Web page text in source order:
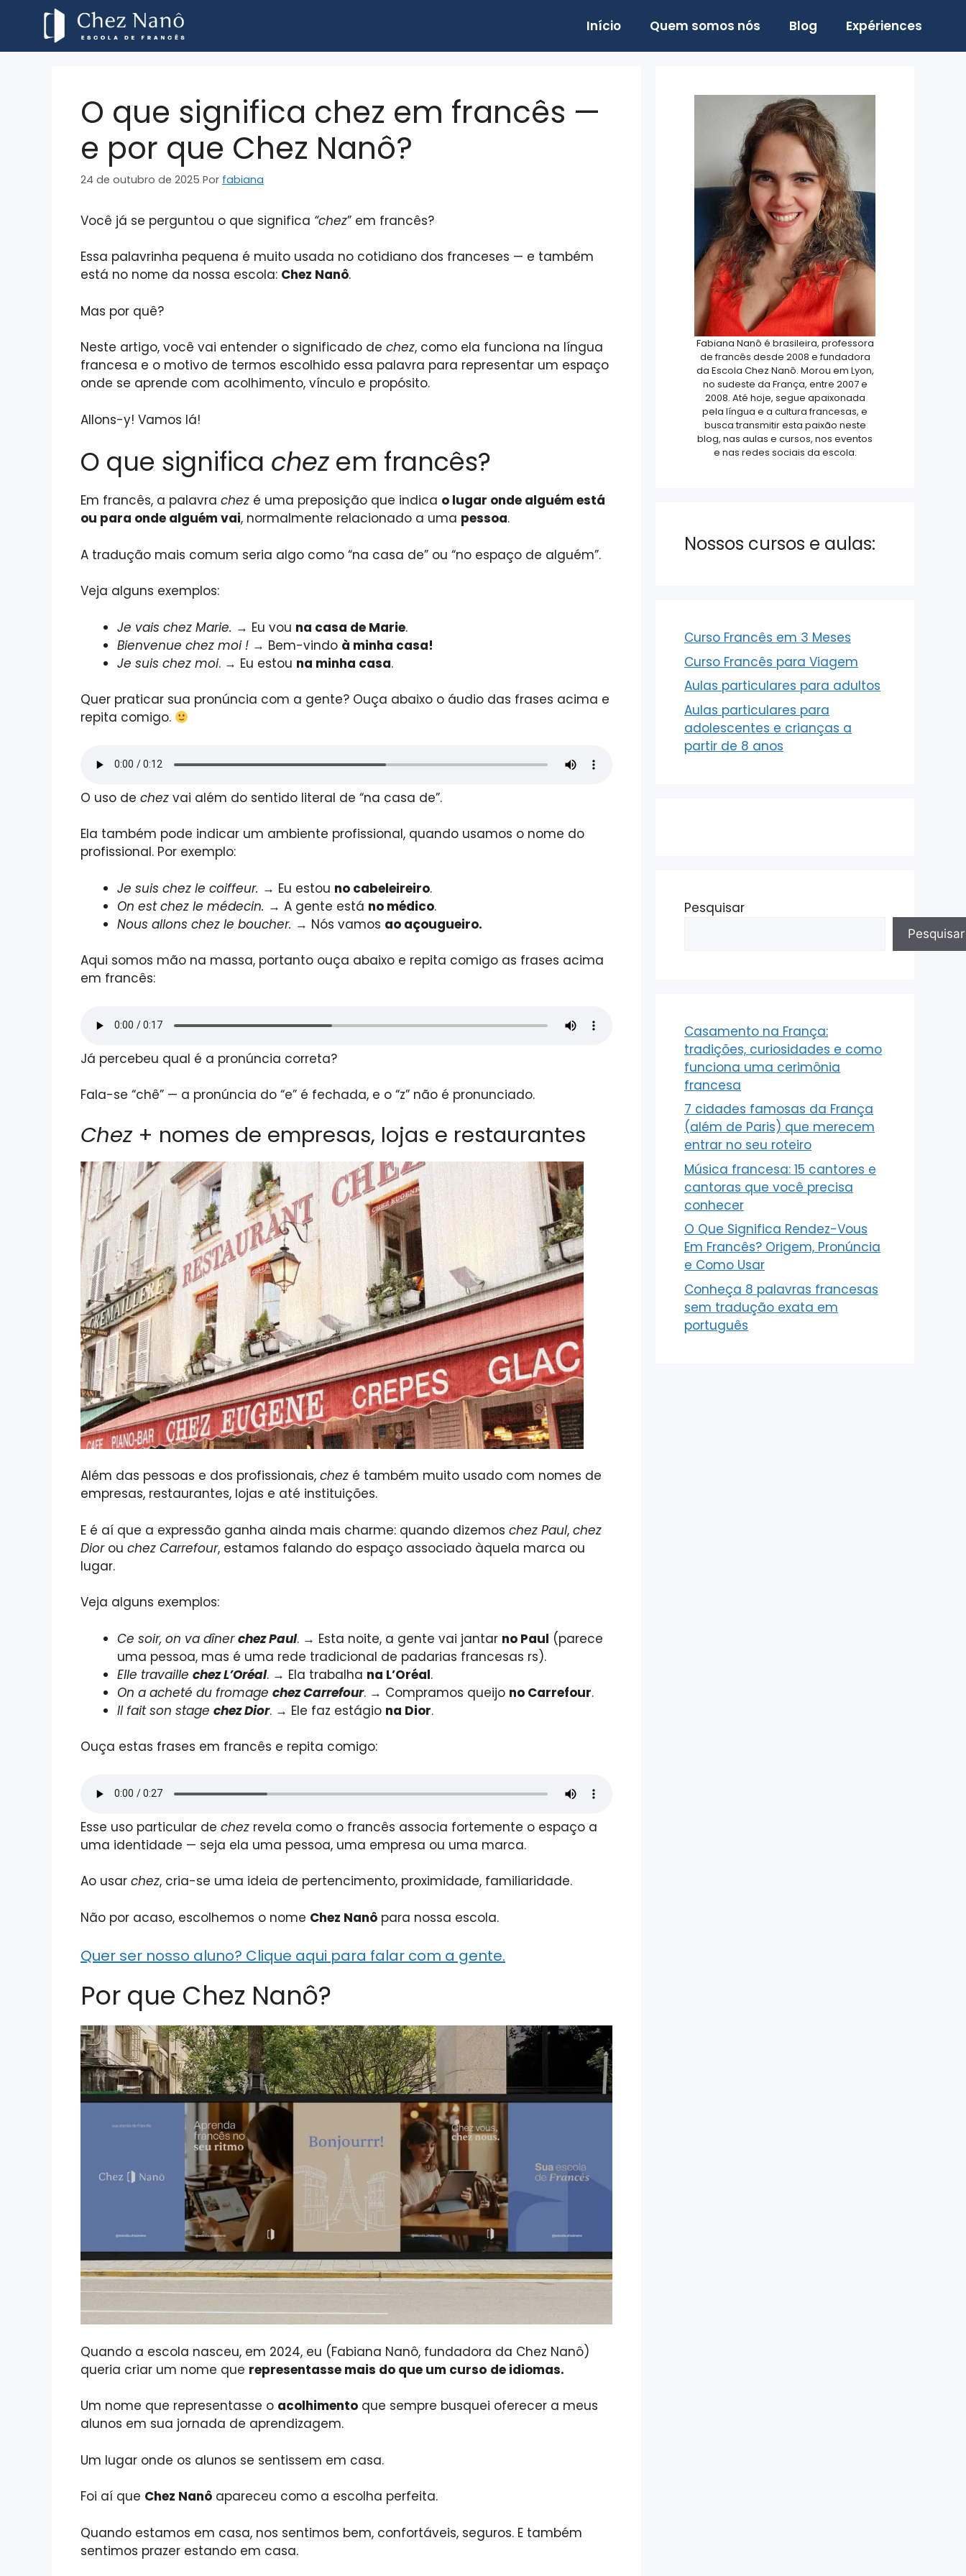
Início Quem somos nós Blog Expériences
O que significa chez em francês —
e por que Chez Nanô?
24 de outubro de 2025 Por fabiana
Você já se perguntou o que significa “chez” em francês?
Essa palavrinha pequena é muito usada no cotidiano dos franceses — e também
está no nome da nossa escola: Chez Nanô.
Mas por quê?
Neste artigo, você vai entender o significado de chez, como ela funciona na língua
francesa e o motivo de termos escolhido essa palavra para representar um espaço
onde se aprende com acolhimento, vínculo e propósito.
Allons-y! Vamos lá!
O que significa chez em francês?
Em francês, a palavra chez é uma preposição que indica o lugar onde alguém está
ou para onde alguém vai, normalmente relacionado a uma pessoa.
A tradução mais comum seria algo como “na casa de” ou “no espaço de alguém”.
Veja alguns exemplos:
Je vais chez Marie. → Eu vou na casa de Marie.
Bienvenue chez moi ! → Bem-vindo à minha casa!
Je suis chez moi. → Eu estou na minha casa.
Quer praticar sua pronúncia com a gente? Ouça abaixo o áudio das frases acima e
repita comigo.
O uso de chez vai além do sentido literal de “na casa de”.
Ela também pode indicar um ambiente profissional, quando usamos o nome do
profissional. Por exemplo:
Je suis chez le coiffeur. → Eu estou no cabeleireiro.
On est chez le médecin. → A gente está no médico.
Nous allons chez le boucher. → Nós vamos ao açougueiro.
Aqui somos mão na massa, portanto ouça abaixo e repita comigo as frases acima
em francês:
Já percebeu qual é a pronúncia correta?
Fala-se “chê” — a pronúncia do “e” é fechada, e o “z” não é pronunciado.
Chez+ nomes de empresas, lojas e restaurantes
Além das pessoas e dos profissionais, chez é também muito usado com nomes de
empresas, restaurantes, lojas e até instituições.
E é aí que a expressão ganha ainda mais charme: quando dizemos chez Paul, chez
Diorou chez Carrefour, estamos falando do espaço associado àquela marca ou
lugar.
Veja alguns exemplos:
Ce soir, on va dînerchez Paul. → Esta noite, a gente vai jantar no Paul (parece
uma pessoa, mas é uma rede tradicional de padarias francesas rs).
Elle travaille chez L’Oréal. → Ela trabalha na L’Oréal.
On a acheté du fromage chez Carrefour. → Compramos queijo no Carrefour.
Il fait son stage chez Dior. → Ele faz estágio na Dior.
Ouça estas frases em francês e repita comigo:
Esse uso particular de chez revela como o francês associa fortemente o espaço a
uma identidade — seja ela uma pessoa, uma empresa ou uma marca.
Ao usar chez, cria-se uma ideia de pertencimento, proximidade, familiaridade.
Não por acaso, escolhemos o nome Chez Nanô para nossa escola.
Quer ser nosso aluno? Clique aqui para falar com a gente.
Por que Chez Nanô?
Quando a escola nasceu, em 2024, eu (Fabiana Nanô, fundadora da Chez Nanô)
queria criar um nome que representasse mais do que um curso de idiomas.
Um nome que representasse o acolhimento que sempre busquei oferecer a meus
alunos em sua jornada de aprendizagem.
Um lugar onde os alunos se sentissem em casa.
Foi aí que Chez Nanô apareceu como a escolha perfeita.
Quando estamos em casa, nos sentimos bem, confortáveis, seguros. E também
sentimos prazer estando em casa.
Fabiana Nanô é brasileira, professora
de francês desde 2008 e fundadora
da Escola Chez Nanô. Morou em Lyon,
no sudeste da França, entre 2007 e
2008. Até hoje, segue apaixonada
pela língua e a cultura francesas, e
busca transmitir esta paixão neste
blog, nas aulas e cursos, nos eventos
e nas redes sociais da escola.
Nossos cursos e aulas:
Curso Francês em 3 Meses
Curso Francês para Viagem
Aulas particulares para adultos
Aulas particulares para
adolescentes e crianças a
partir de 8 anos
Pesquisar
Pesquisar
Casamento na França:
tradições, curiosidades e como
funciona uma cerimônia
francesa
7 cidades famosas da França
(além de Paris) que merecem
entrar no seu roteiro
Música francesa: 15 cantores e
cantoras que você precisa
conhecer
O Que Significa Rendez-Vous
Em Francês? Origem, Pronúncia
e Como Usar
Conheça 8 palavras francesas
sem tradução exata em
português